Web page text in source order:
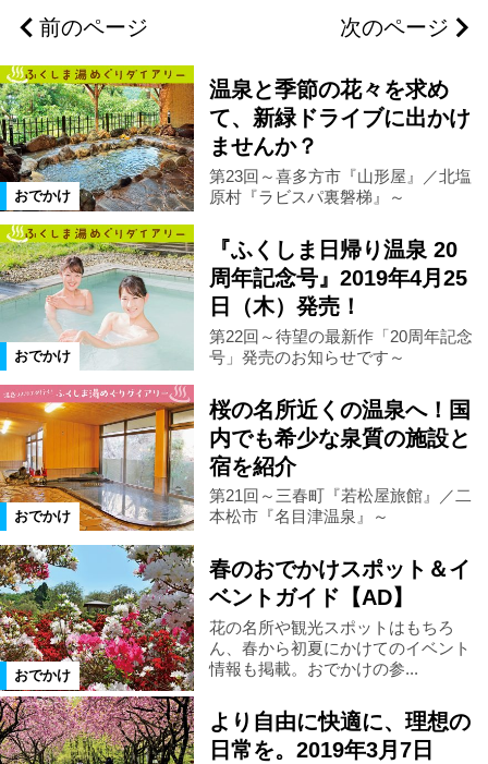
富岡町 川内村 楢葉町
広野町 福島市 二本松市
郡山市 新地町 相馬市
県北エリア 県中エリア 新潟県
三島町 会津エリア
柳津町 金山町 昭和村
南会津町 只見町 檜枝岐村
下郷町 会津若松市 三春町
猪苗代町 国見町 伊達市
須賀川市 鏡石町 白河市
前のページ 次のページ
おでかけ
温泉と季節の花々を求め
て、新緑ドライブに出かけ
ませんか？
第23回～喜多方市『山形屋』／北塩
原村『ラビスパ裏磐梯』～
おでかけ
『ふくしま日帰り温泉 20
周年記念号』2019年4月25
日（木）発売！
第22回～待望の最新作「20周年記念
号」発売のお知らせです～
おでかけ
桜の名所近くの温泉へ！国
内でも希少な泉質の施設と
宿を紹介
第21回～三春町『若松屋旅館』／二
本松市『名目津温泉』～
おでかけ
春のおでかけスポット＆イ
ベントガイド【AD】
花の名所や観光スポットはもちろ
ん、春から初夏にかけてのイベント
情報も掲載。おでかけの参...
より自由に快適に、理想の
日常を。2019年3月7日